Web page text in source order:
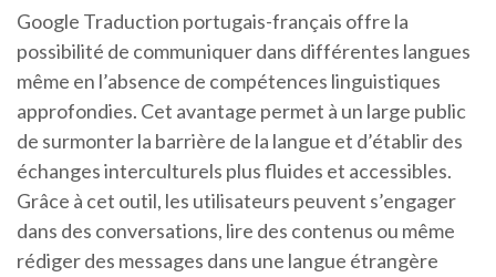
Google Traduction portugais-français offre la
possibilité de communiquer dans différentes langues
même en l’absence de compétences linguistiques
approfondies. Cet avantage permet à un large public
de surmonter la barrière de la langue et d’établir des
échanges interculturels plus fluides et accessibles.
Grâce à cet outil, les utilisateurs peuvent s’engager
dans des conversations, lire des contenus ou même
rédiger des messages dans une langue étrangère